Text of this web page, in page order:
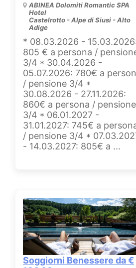
ABINEA Dolomiti Romantic SPA
Hotel
Castelrotto - Alpe di Siusi - Alto
Adige
* 08.03.2026 -
805 € a persona /
3/4 * 30.04.2026 -
05.07.2026: 780€ a
/ pensione 3/4 *
30.08.2026 - 27.11.2026:
860€ a persona / pensione
3/4 * 06.01.2027 -
31.01.2027: 745€ a
/ pensione 3/4 *
- 14.03.2027: 805€ a ...
Soggiorni Benessere da €